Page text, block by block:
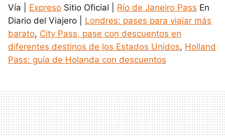
Vía | Expreso Sitio Oficial | Río de Janeiro Pass En
Diario del Viajero | Londres: pases para viajar más
barato, City Pass, pase con descuentos en
diferentes destinos de los Estados Unidos, Holland
Pass: guía de Holanda con descuentos